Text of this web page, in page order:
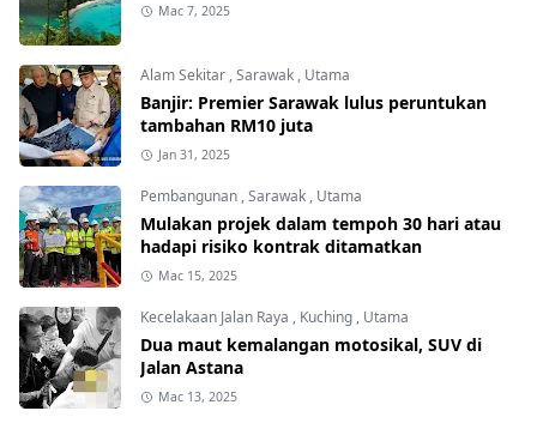
Mac 7, 2025
Alam Sekitar ,Sarawak , Utama
Banjir: Premier Sarawak lulus peruntukan
tambahan RM10 juta
Jan 31, 2025
Pembangunan ,Sarawak , Utama
Mulakan projek dalam tempoh 30 hari atau
hadapi risiko kontrak ditamatkan
Mac 15, 2025
Kecelakaan Jalan Raya , Kuching , Utama
Dua maut kemalangan motosikal, SUV di
Jalan Astana
Mac 13, 2025